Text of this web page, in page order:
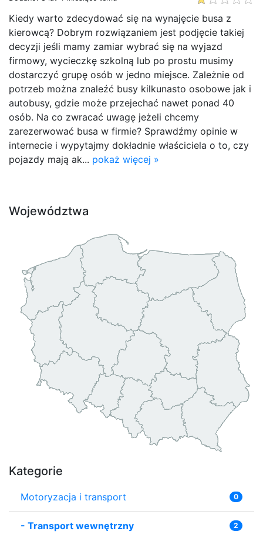
Kiedy warto zdecydować się na wynajęcie busa z
kierowcą? Dobrym rozwiązaniem jest podjęcie takiej
decyzji jeśli mamy zamiar wybrać się na wyjazd
firmowy, wycieczkę szkolną lub po prostu musimy
dostarczyć grupę osób w jedno miejsce. Zależnie od
potrzeb można znaleźć busy kilkunasto osobowe jak i
autobusy, gdzie może przejechać nawet ponad 40
osób. Na co zwracać uwagę jeżeli chcemy
zarezerwować busa w firmie? Sprawdźmy opinie w
internecie i wypytajmy dokładnie właściciela o to, czy
pojazdy mają ak... pokaż więcej »
Województwa
Kategorie
Motoryzacja i transport 0
- Transport wewnętrzny 2